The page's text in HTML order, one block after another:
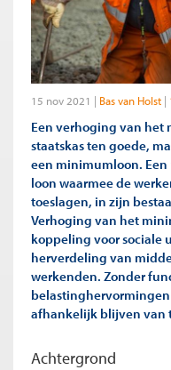
15 nov 2021 Bas van Holst
Een verhoging van
staatskas ten goede,
een minimumloon.
loon waarmee de
toeslagen, in zijn
Verhoging van het
koppeling voor sociale
herverdeling van
werkenden. Zonder
afhankelijk blijven van
Achtergrond